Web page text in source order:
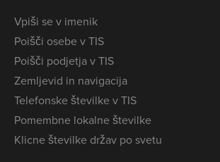
Vpiši se v imenik
Poišči osebe v TIS
Poišči podjetja v TIS
Zemljevid in navigacija
Telefonske številke v TIS
Pomembne lokalne številke
Klicne številke držav po svetu